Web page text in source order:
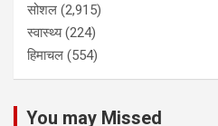
सोशल (2,915)
स्वास्थ्य(224)
हिमाचल (554)
You may Missed